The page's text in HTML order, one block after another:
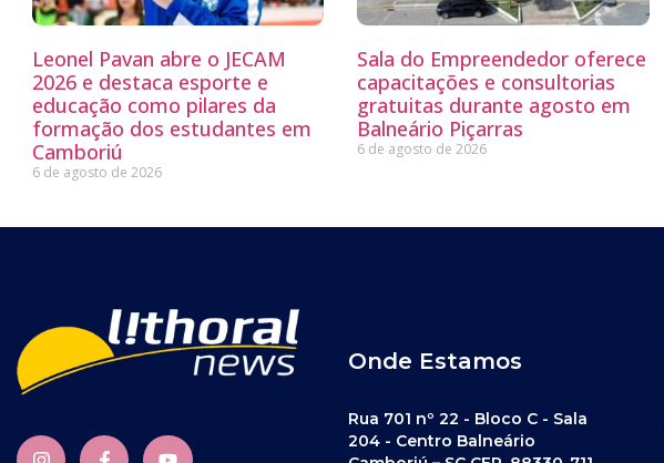
Leonel Pavan abre o JECAM
2026 e destaca esporte e
educação como pilares da
formação dos estudantes em
Camboriú
6 de agosto de 2026
Sala do Empreendedor oferece
capacitações e consultorias
gratuitas durante agosto em
Balneário Piçarras
6 de agosto de 2026
Onde Estamos
Rua 701 nº 22 - Bloco C - Sala
204 - Centro Balneário